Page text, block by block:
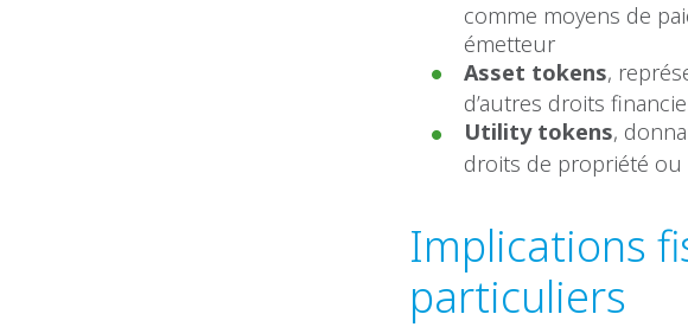
comme moyens de
émetteur
Asset tokens,
d’autres droits
Utility tokens,
droits de propriété ou
Implications
particuliers